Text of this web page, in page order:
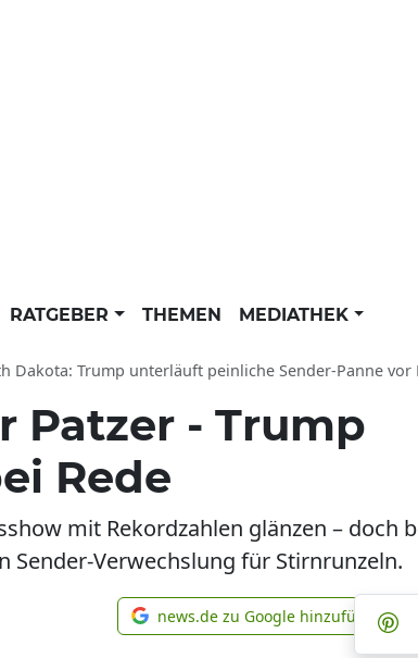
RATGEBER THEMEN MEDIATHEK
Dakota: Trump unterläuft peinliche Sender-Panne vor
Patzer - Trump
Rede
mit Rekordzahlen glänzen – doch
Verwechslung für Stirnrunzeln.
news.de zu Google
news.de zu Google hinzufügen